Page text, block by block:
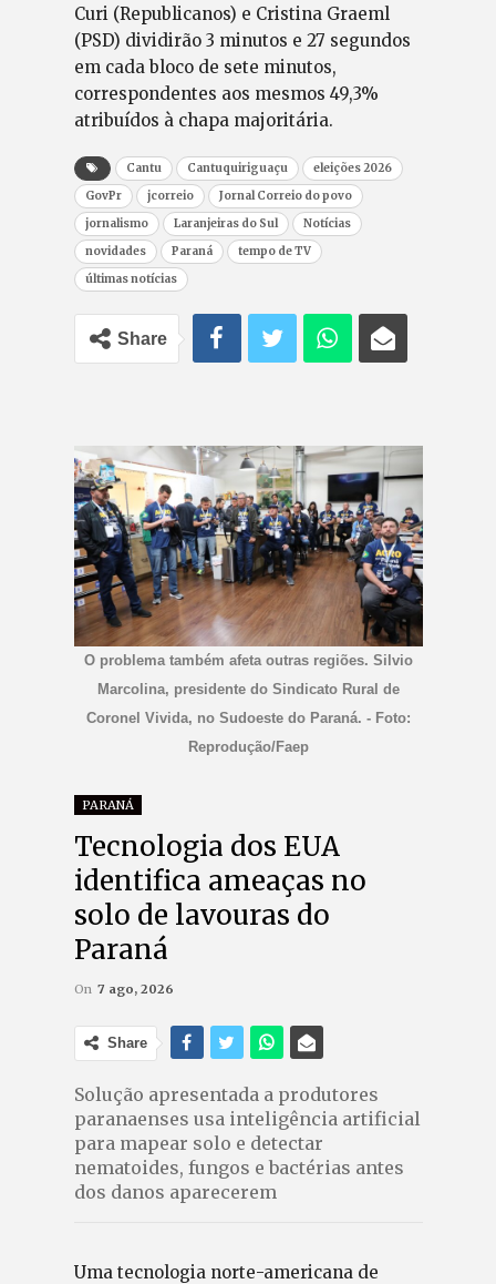
Curi (Republicanos) e Cristina Graeml
(PSD) dividirão 3 minutos e 27 segundos
em cada bloco de sete minutos,
correspondentes aos mesmos 49,3%
atribuídos à chapa majoritária.
Cantu Cantuquiriguaçu
eleições 2026
GovPr
jcorreio
Jornal Correio do povo
jornalismo
Laranjeiras do Sul
Notícias
novidades
Paraná
tempo de TV
últimas notícias
Share
O problema também afeta outras regiões. Silvio
Marcolina, presidente do Sindicato Rural de
Coronel Vivida, no Sudoeste do Paraná. - Foto:
Reprodução/Faep
PARANÁ
Tecnologia dos EUA
identifica ameaças no
solo de lavouras do
Paraná
On 7 ago, 2026
Share
Solução apresentada a produtores
paranaenses usa inteligência artificial
para mapear solo e detectar
nematoides, fungos e bactérias antes
dos danos aparecerem
Uma tecnologia norte-americana de